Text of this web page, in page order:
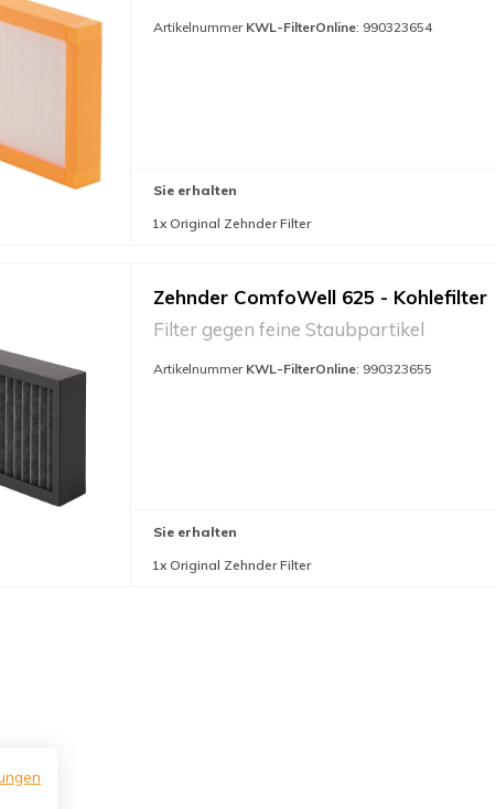
Artikelnummer KWL-FilterOnline: 990323654
Sie erhalten
1x Original Zehnder Filter
Zehnder ComfoWell 625 - Kohlefilter
Filter gegen feine Staubpartikel
Artikelnummer KWL-FilterOnline: 990323655
Sie erhalten
1x Original Zehnder Filter